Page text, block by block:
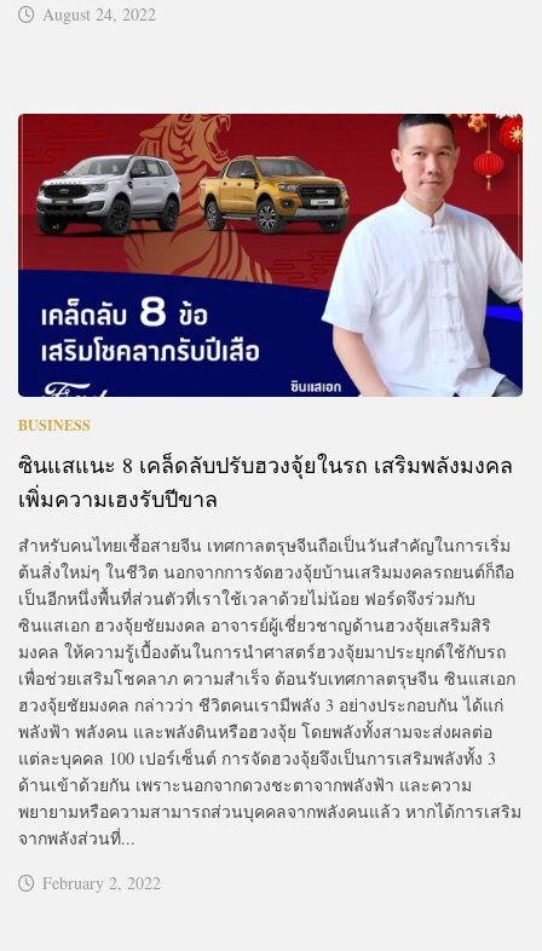
August 24, 2022
BUSINESS
ซินแสแนะ 8 เคล็ดลับปรับฮวงจุ้ยในรถ เสริมพลังมงคล
เพิ่มความเฮงรับปีขาล
สำหรับคนไทยเชื้อสายจีน เทศกาลตรุษจีนถือเป็นวันสำคัญในการเริ่ม
ต้นสิ่งใหม่ๆ ในชีวิต นอกจากการจัดฮวงจุ้ยบ้านเสริมมงคลรถยนต์ก็ถือ
เป็นอีกหนึ่งพื้นที่ส่วนตัวที่เราใช้เวลาด้วยไม่น้อย ฟอร์ดจึงร่วมกับ
ซินแสเอก ฮวงจุ้ยชัยมงคล อาจารย์ผู้เชี่ยวชาญด้านฮวงจุ้ยเสริมสิริ
มงคล ให้ความรู้เบื้องต้นในการนำศาสตร์ฮวงจุ้ยมาประยุกต์ใช้กับรถ
เพื่อช่วยเสริมโชคลาภ ความสำเร็จ ต้อนรับเทศกาลตรุษจีน ซินแสเอก
ฮวงจุ้ยชัยมงคล กล่าวว่า ชีวิตคนเรามีพลัง 3 อย่างประกอบกัน ได้แก่
พลังฟ้า พลังคน และพลังดินหรือฮวงจุ้ย โดยพลังทั้งสามจะส่งผลต่อ
แต่ละบุคคล 100 เปอร์เซ็นต์ การจัดฮวงจุ้ยจึงเป็นการเสริมพลังทั้ง 3
ด้านเข้าด้วยกัน เพราะนอกจากดวงชะตาจากพลังฟ้า และความ
พยายามหรือความสามารถส่วนบุคคลจากพลังคนแล้ว หากได้การเสริม
จากพลังส่วนที่...
February 2, 2022